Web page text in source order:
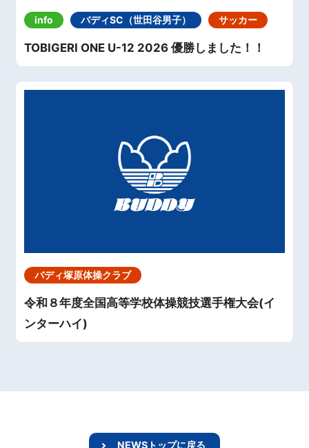
info バディSC（世田谷男子） サッカー
TOBIGERI ONE U-12 2026 優勝しました！！
バディ塚原体操クラブ
令和８年度全国高等学校体操競技選手権大会(イ
ンターハイ)
NEWSトップに戻る